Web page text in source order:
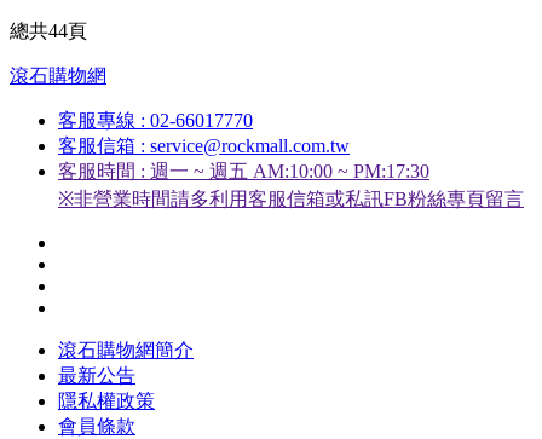
總共44頁
滾石購物網
客服專線 : 02-66017770
客服信箱 : service@rockmall.com.tw
客服時間 : 週一 ~ 週五 AM:10:00 ~ PM:17:30
※非營業時間請多利用客服信箱或私訊FB粉絲專頁留言
滾石購物網簡介
最新公告
隱私權政策
會員條款